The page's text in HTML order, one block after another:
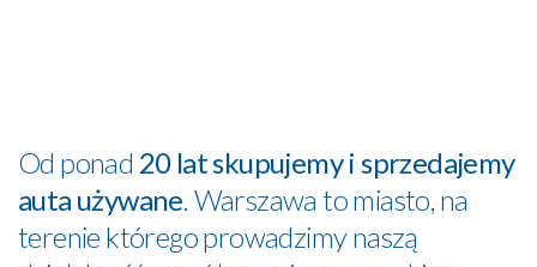
Od ponad 20 lat skupujemy i sprzedajemy
auta używane. Warszawa to miasto, na
terenie którego prowadzimy naszą